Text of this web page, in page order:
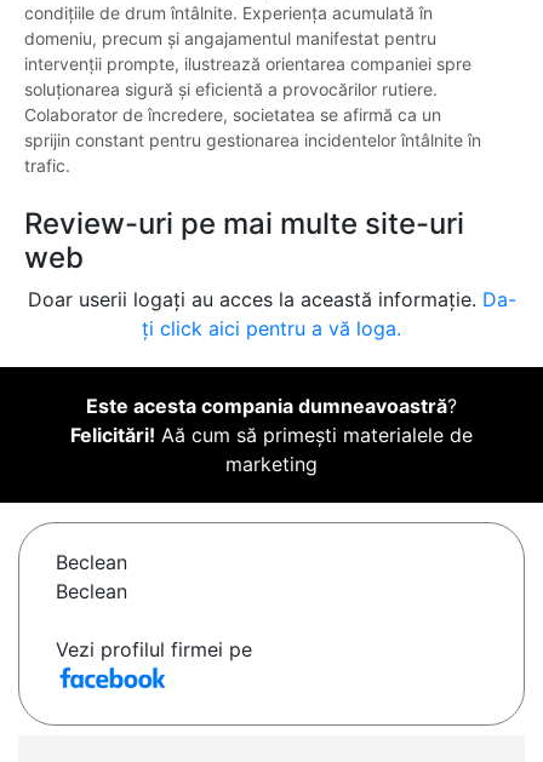
condițiile de drum întâlnite. Experiența acumulată în
domeniu, precum și angajamentul manifestat pentru
intervenții prompte, ilustrează orientarea companiei spre
soluționarea sigură și eficientă a provocărilor rutiere.
Colaborator de încredere, societatea se afirmă ca un
sprijin constant pentru gestionarea incidentelor întâlnite în
trafic.
Review-uri pe mai multe site-uri
web
Doar userii logați au acces la această informație. Da-
ți click aici pentru a vă loga.
Este acesta compania dumneavoastră?
Felicitări! Aă cum să primești materialele de
marketing
Beclean
Beclean
Vezi profilul firmei pe